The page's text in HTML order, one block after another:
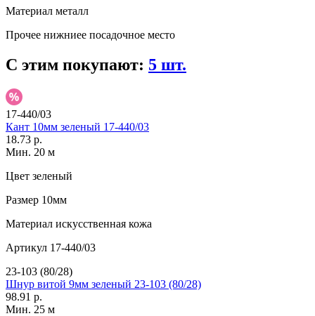
Материал металл
Прочее нижниее посадочное место
С этим покупают: 5 шт.
17-440/03
Кант 10мм зеленый 17-440/03
18.73 р.
Мин. 20 м
Цвет зеленый
Размер 10мм
Материал искусственная кожа
Артикул 17-440/03
23-103 (80/28)
Шнур витой 9мм зеленый 23-103 (80/28)
98.91 р.
Мин. 25 м